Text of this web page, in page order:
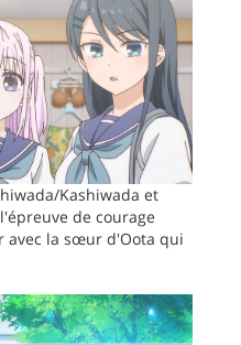
Kashiwada et
de courage
avec la sœur d'Oota qui